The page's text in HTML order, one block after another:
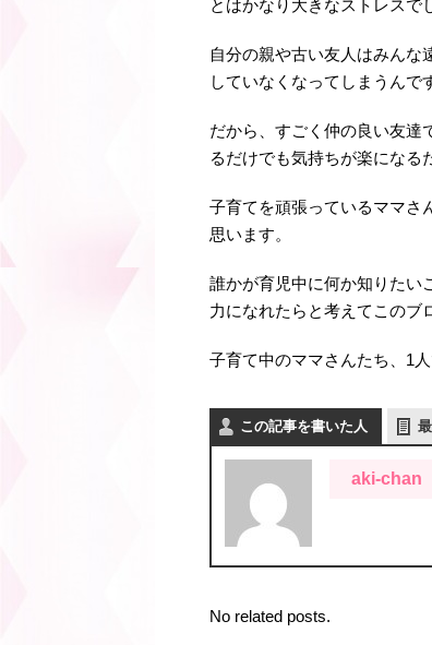
とはかなり大きなストレスで
自分の親や古い友人はみんな
していなくなってしまうんで
だから、すごく仲の良い友達
るだけでも気持ちが楽になる
子育てを頑張っているママさ
思います。
誰かが育児中に何か知りたい
力になれたらと考えてこのブ
子育て中のママさんたち、1
この記事を書いた人
aki-chan
No related posts.